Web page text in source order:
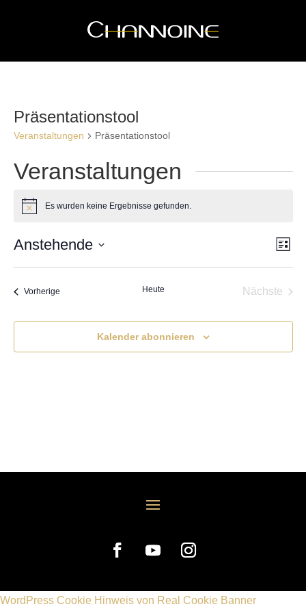
Präsentationstool
Veranstaltungen Präsentationstool
Veranstaltungen
HinweisEs wurden keine Ergebnisse gefunden.
Liste
Anstehende
Datum
VorherigeVeranstaltungen Heute
Nächste
Kalender abonnieren
WordPress Cookie Hinweis von Real Cookie Banner